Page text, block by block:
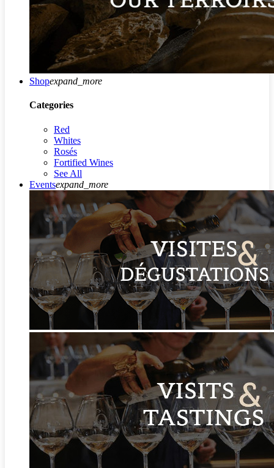
Shopexpand_more
Categories
Red
Whites
Rosés
Fortified Wines
See All
Eventsexpand_more